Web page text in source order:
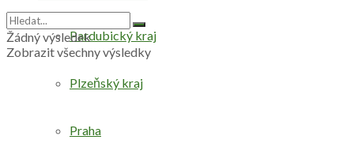
Pardubický kraj
Plzeňský kraj
Praha
Žádný výsledek
Zobrazit všechny výsledky